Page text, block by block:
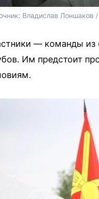
Владислав Лоншаков /
— команды из
Им предстоит